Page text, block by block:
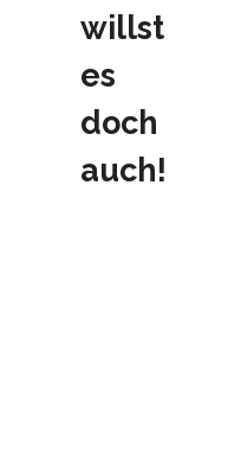
willst
es
doch
auch!